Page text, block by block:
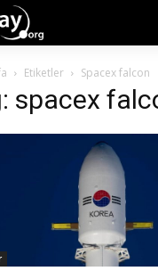
Etiketler Spacex falcon
spacex